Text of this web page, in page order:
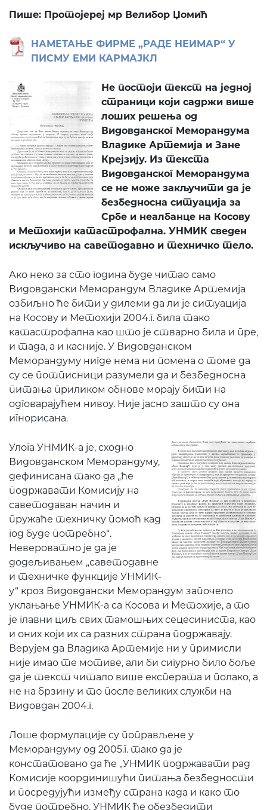
Пише: Протојереј мр Велибор Џомић
НАМЕТАЊЕ ФИРМЕ „РАДЕ НЕИМАР“ У
ПИСМУ ЕМИ КАРМАЈКЛ
Не постоји текст на једној
страници који садржи више
лоших решења од
Видовданског Меморандума
Владике Артемија и Зане
Крејзију. Из текста
Видовданског Меморандума
се не може закључити да је
безбедносна ситуација за
Србе и неалбанце на Косову
и Метохији катастрофална. УНМИК сведен
искључиво на саветодавно и техничко тело.
Ако неко за сто година буде читао само
Видовдански Меморандум Владике Артемија
озбиљно ће бити у дилеми да ли је ситуација
на Косову и Метохији 2004.г. била тако
катастрофална као што је стварно била и пре,
и тада, а и касније. У Видовданском
Меморандуму нигде нема ни помена о томе да
су се потписници разумели да и безбедносна
питања приликом обнове морају бити на
одговарајућем нивоу. Није јасно зашто су она
игнорисана.
Улога УНМИК-а је, сходно
Видовданском Меморандуму,
дефинисана тако да „ће
подржавати Комисију на
саветодаван начин и
пружаће техничку помоћ кад
год буде потребно“.
Невероватно је да је
додељивањем „саветодавне
и техничке функције УНМИК-
у“ кроз Видовдански Меморандум започело
уклањање УНМИК-а са Косова и Метохије, а то
је главни циљ свих тамошњих сецесиниста, као
и оних који их са разних страна подржавају.
Верујем да Владика Артемије ни у примисли
није имао те мотиве, али би сигурно било боље
да је текст читало више експерата и полако, а
не на брзину и то после великих служби на
Видовдан 2004.г.
Лоше формулације су поправљене у
Меморандуму од 2005.г. тако да је
констатовано да ће „УНМИК подржавати рад
Комисије координишући питања безбедности
и посредујући између страна када и како то
буде потребно. УНМИК ће обезбедити